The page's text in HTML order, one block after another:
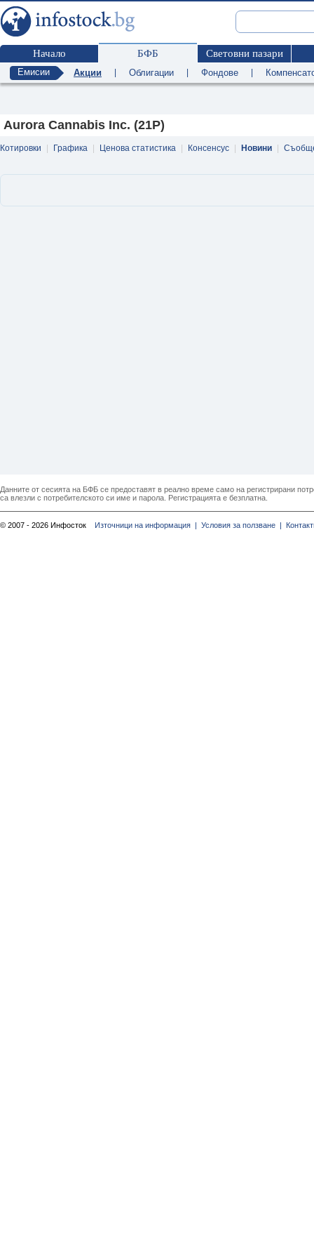
Начало БФБ Световни пазари
Емисии Акции Облигации Фондове
Aurora Cannabis Inc. (21P)
Котировки Графика Ценова статистика Консенсус Новини
Данните от сесията на БФБ се предоставят в реално време само на регистрирани
са влезли с потребителското си име и парола. Регистрацията е безплатна.
© 2007 - 2026 Инфосток Източници на информация | Условия за ползване |